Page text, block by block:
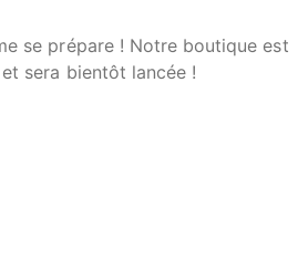
se prépare ! Notre boutique est
sera bientôt lancée !